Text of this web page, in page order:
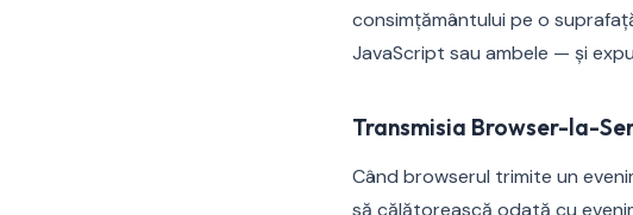
consimțământului pe o
JavaScript sau ambele — și
Transmisia Browser-la-
Când browserul trimite un
să călătorească odată cu